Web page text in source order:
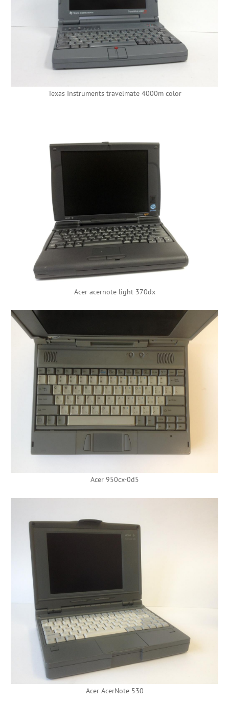
Texas Instruments travelmate 4000m color
Acer acernote light 370dx
Acer 950cx-0d5
Acer AcerNote 530